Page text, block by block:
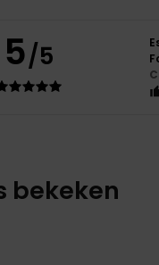
5/5
bekeken